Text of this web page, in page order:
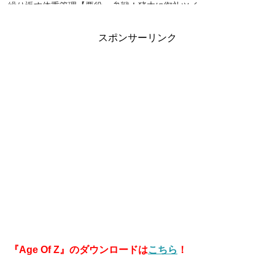
繰り返す体重管理【悪役
参戦！猪木に御礼ツイー
いけないシリーズ】【プ
スポンサーリンク
『Age Of Z』のダウンロードはこちら ！